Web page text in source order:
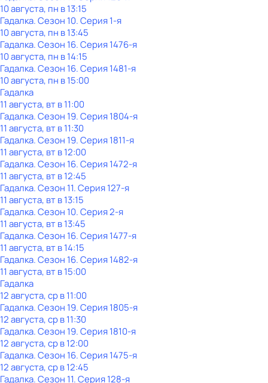
10 августа, пн в 13:15
Гадалка. Сезон 10. Серия 1-я
10 августа, пн в 13:45
Гадалка. Сезон 16. Серия 1476-я
10 августа, пн в 14:15
Гадалка. Сезон 16. Серия 1481-я
10 августа, пн в 15:00
Гадалка
11 августа, вт в 11:00
Гадалка. Сезон 19. Серия 1804-я
11 августа, вт в 11:30
Гадалка. Сезон 19. Серия 1811-я
11 августа, вт в 12:00
Гадалка. Сезон 16. Серия 1472-я
11 августа, вт в 12:45
Гадалка. Сезон 11. Серия 127-я
11 августа, вт в 13:15
Гадалка. Сезон 10. Серия 2-я
11 августа, вт в 13:45
Гадалка. Сезон 16. Серия 1477-я
11 августа, вт в 14:15
Гадалка. Сезон 16. Серия 1482-я
11 августа, вт в 15:00
Гадалка
12 августа, ср в 11:00
Гадалка. Сезон 19. Серия 1805-я
12 августа, ср в 11:30
Гадалка. Сезон 19. Серия 1810-я
12 августа, ср в 12:00
Гадалка. Сезон 16. Серия 1475-я
12 августа, ср в 12:45
Гадалка. Сезон 11. Серия 128-я